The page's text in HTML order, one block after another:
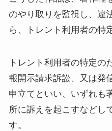
のやり取りを監視し、違
ら、トレント利用者の特
トレント利用者の特定の
報開示請求訴訟、又は発
申立てといい、いずれも
所に訴えを起こすなどし
す。